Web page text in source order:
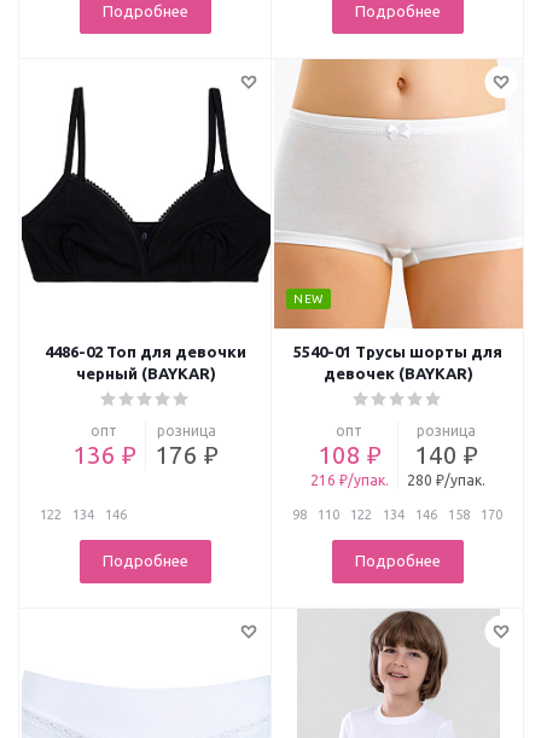
Подробнее Подробнее
4486-02 Топ для девочки
черный (BAYKAR)
опт
136 ₽
розница
176 ₽
122 134 146
Подробнее
NEW
5540-01 Трусы шорты для
девочек (BAYKAR)
опт
108 ₽
216 ₽/упак.
розница
140 ₽
280 ₽/упак.
98 110 122 134 146 158 170
Подробнее